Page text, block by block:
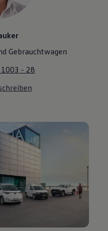
Gebrauchtwagen
- 28